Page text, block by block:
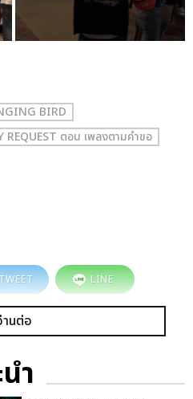
BIRD
ตอน เพลงตามคำขอ
LINE
นต่อ
ำ